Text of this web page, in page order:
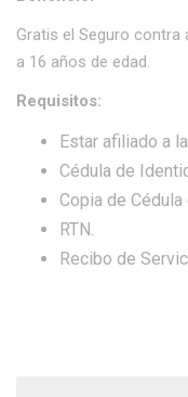
Gratis el Seguro
a 16 años de edad.
Requisitos:
Estar afiliado a
Cédula de
Copia de
RTN.
Recibo de